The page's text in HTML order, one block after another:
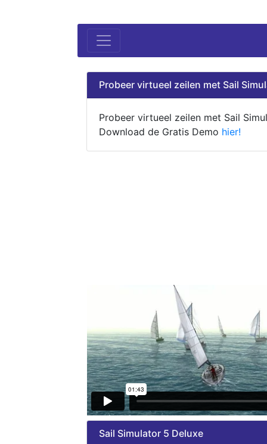
Probeer virtueel zeilen met Sail
Probeer virtueel zeilen met Sail
Download de Gratis Demo hier!
Sail Simulator 5 Deluxe